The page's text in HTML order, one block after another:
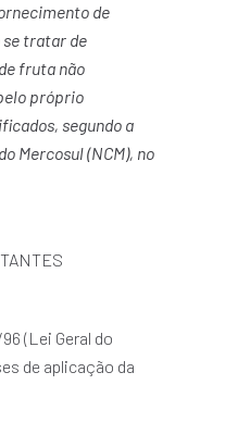
de
se tratar de
fruta não
próprio
segundo a
Mercosul (NCM), no
(Lei Geral do
de aplicação da